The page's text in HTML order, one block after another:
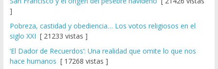
]
Pobreza, castidad y obediencia… Los votos religiosos en el
siglo XXI [ 21233 vistas ]
‘El Dador de Recuerdos’: Una realidad que omite lo que nos
hace humanos [ 17268 vistas ]